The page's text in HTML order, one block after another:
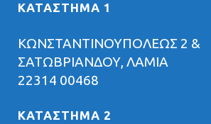
ΚΑΤΑΣΤΗΜΑ 1
ΚΩΝΣΤΑΝΤΙΝΟΥΠΟΛΕΩΣ 2 &
ΣΑΤΩΒΡΙΑΝΔΟΥ, ΛΑΜΙΑ
22314 00468
ΚΑΤΑΣΤΗΜΑ 2